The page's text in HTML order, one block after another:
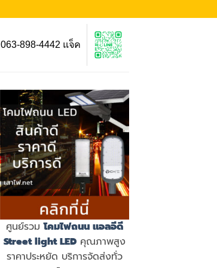
063-898-4442 แจ็ค
ศูนย์รวมโคมไฟถนน แอลอีดี
Street light LEDคุณภาพสูง
ราคาประหยัด บริการจัดส่งทั่ว